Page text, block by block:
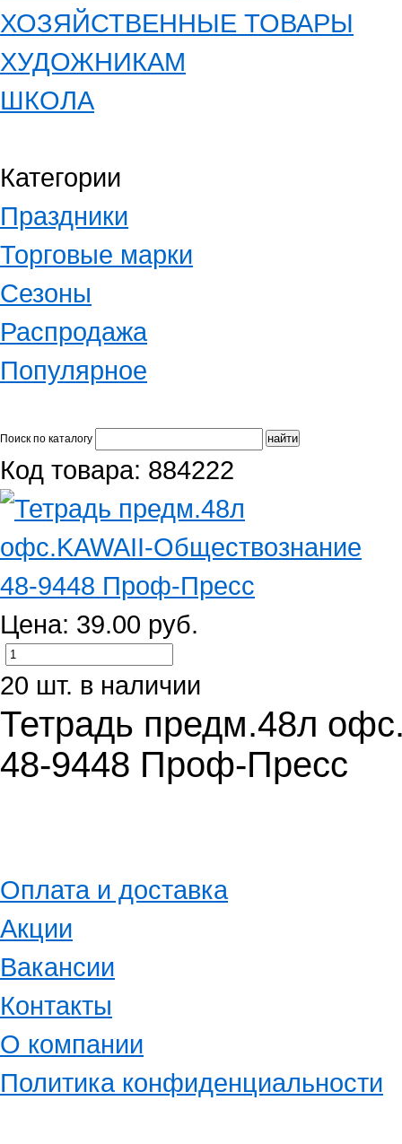
ХОЗЯЙСТВЕННЫЕ ТОВАРЫ
ХУДОЖНИКАМ
ШКОЛА
Категории
Праздники
Торговые марки
Сезоны
Распродажа
Популярное
Поиск по каталогу
Код товара: 884222
Цена: 39.00 руб.
20 шт. в наличии
Тетрадь предм.48л
48-9448 Проф-Пресс
Оплата и доставка
Акции
Вакансии
Контакты
О компании
Политика конфиденциальности